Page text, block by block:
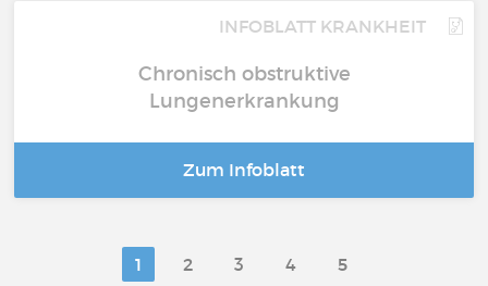
INFOBLATT KRANKHEIT
Chronisch obstruktive
Lungenerkrankung
Zum Infoblatt
1 2 3 4 5